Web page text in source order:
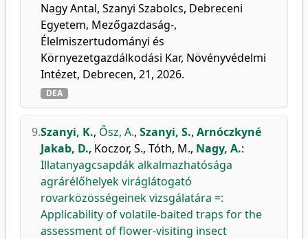
Nagy Antal, Szanyi Szabolcs, Debreceni
Egyetem, Mezőgazdaság-,
Élelmiszertudományi és
Környezetgazdálkodási Kar, Növényvédelmi
Intézet, Debrecen, 21, 2026.
DEA
9.Szanyi, K., Ősz, A., Szanyi, S., Arnóczkyné
Jakab, D., Koczor, S., Tóth, M., Nagy, A.:
Illatanyagcsapdák alkalmazhatósága
agrárélőhelyek viráglátogató
rovarközösségeinek vizsgálatára =:
Applicability of volatile-baited traps for the
assessment of flower-visiting insect